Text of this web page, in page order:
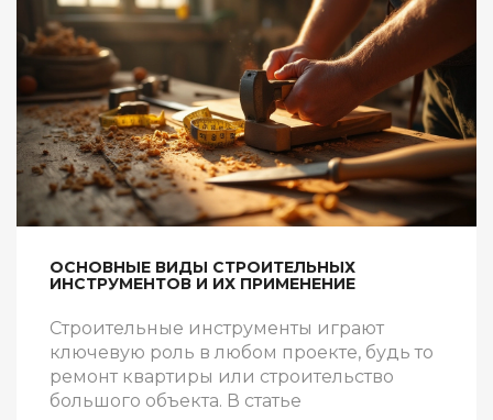
ОСНОВНЫЕ ВИДЫ СТРОИТЕЛЬНЫХ
ИНСТРУМЕНТОВ И ИХ ПРИМЕНЕНИЕ
Строительные инструменты играют
ключевую роль в любом проекте, будь то
ремонт квартиры или строительство
большого объекта. В статье